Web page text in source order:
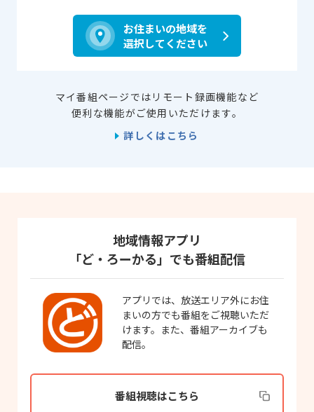
お住まいの地域を
選択してください
マイ番組ページではリモート録画機能など
便利な機能がご使用いただけます。
詳しくはこちら
地域情報アプリ
「ど・ろーかる」でも番組配信
アプリでは、放送エリア外にお住
まいの方でも番組をご視聴いただ
けます。また、番組アーカイブも
配信。
番組視聴はこちら